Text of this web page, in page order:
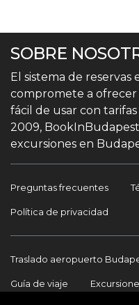
SOBRE
El sistema de
compromete a
fácil de usar con
2009,
excursiones en
Preguntas frecuentes
Política de privacidad
Traslado aeropuerto
Guía de viaje